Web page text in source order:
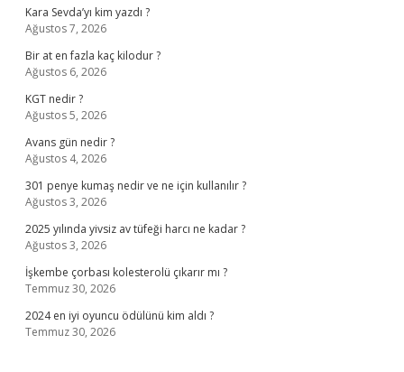
Kara Sevda’yı kim yazdı ?
Ağustos 7, 2026
Bir at en fazla kaç kilodur ?
Ağustos 6, 2026
KGT nedir ?
Ağustos 5, 2026
Avans gün nedir ?
Ağustos 4, 2026
301 penye kumaş nedir ve ne için kullanılır ?
Ağustos 3, 2026
2025 yılında yivsiz av tüfeği harcı ne kadar ?
Ağustos 3, 2026
İşkembe çorbası kolesterolü çıkarır mı ?
Temmuz 30, 2026
2024 en iyi oyuncu ödülünü kim aldı ?
Temmuz 30, 2026